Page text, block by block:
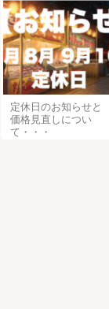
定休日のお知らせと
価格見直しについ
て・・・